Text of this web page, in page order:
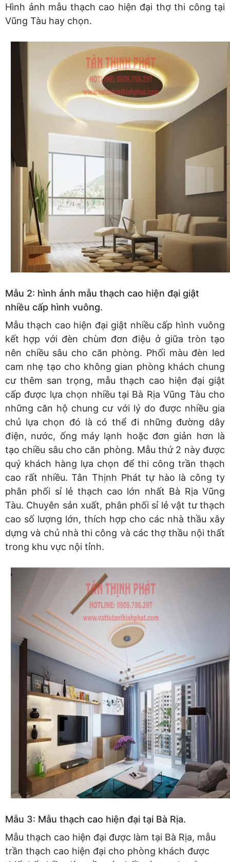
Hình ảnh mẫu thạch cao hiện đại thợ thi công tại
Vũng Tàu hay chọn.
Mẫu 2: hình ảnh mẫu thạch cao hiện đại giật
nhiều cấp hình vuông.
Mẫu thạch cao hiện đại giật nhiều cấp hình vuông
kết hợp với đèn chùm đơn điệu ở giữa tròn tạo
nên chiều sâu cho căn phòng. Phối màu đèn led
cam nhẹ tạo cho không gian phòng khách chung
cư thêm san trọng, mẫu thạch cao hiện đại giật
cấp được lựa chọn nhiều tại Bà Rịa Vũng Tàu cho
những căn hộ chung cư với lý do được nhiều gia
chủ lựa chọn đó là có thể đi những đường dây
điện, nước, ống máy lạnh hoặc đơn giản hơn là
tạo chiều sâu cho căn phòng. Mẫu thứ 2 này được
quý khách hàng lựa chọn để thi công trần thạch
cao rất nhiều. Tân Thịnh Phát tự hào là công ty
phân phối sỉ lẻ thạch cao lớn nhất Bà Rịa Vũng
Tàu. Chuyên sản xuất, phân phối sỉ lẻ vật tư thạch
cao số lượng lớn, thích hợp cho các nhà thầu xây
dựng và chủ nhà thi công và các thợ thầu nội thất
trong khu vực nội tỉnh.
Mẫu 3: Mẫu thạch cao hiện đại tại Bà Rịa.
Mẫu thạch cao hiện đại được làm tại Bà Rịa, mẫu
trần thạch cao hiện đại cho phòng khách được